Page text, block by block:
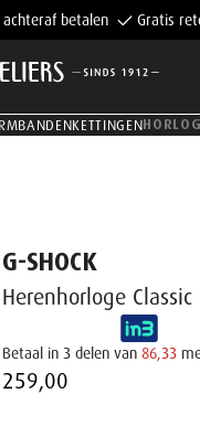
achteraf betalen Gratis
KETTINGEN
G-SHOCK
Herenhorloge
Betaal in 3 delen van 86,33
259,00 ‌